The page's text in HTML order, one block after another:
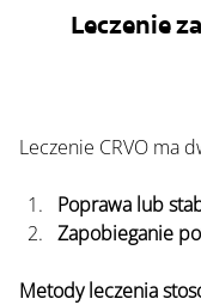
Leczenie
Leczenie CRVO ma
Poprawa lub
Zapobieganie
Metody leczenia